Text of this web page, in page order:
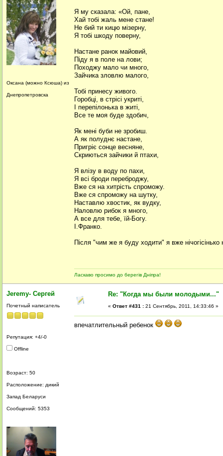
Оксана (можно Ксюша) из
Днепропетровска
Я му сказала: «Ой, пане,
Хай тобі жаль мене стане!
Не бий ти кицю мізерну,
Я тобі шкоду поверну,
Настане ранок майовий,
Піду я в поле на лови;
Походжу мало чи много,
Зайчика зловлю малого,
Тобі принесу живого.
Горобці, в стрісі укриті,
І перепілонька в житі,
Все те моя буде здобич,
Як мені буби не зробиш.
А як полуднє настане,
Пригріє сонце весняне,
Скриються зайчики й птахи,
Я влізу в воду по пахи,
Я всі броди переброджу,
Вже ся на хитрість спроможу.
Вже ся спроможу на шутку,
Наставлю хвостик, як вудку,
Наловлю рибок я много,
А все для тебе, їй-Богу.
І.Франко.
Після "чим же я буду ходити" я вже
Ласкаво просимо до берегів Дніпра!
Jeremy- Сергей
Почетный написатель
Репутация: +4/-0
Offline
Возраст: 50
Расположение: дикий
Запад Беларуси
Сообщений: 5353
Re: "Когда мы были молодыми..."
« Ответ #431 : 21 Сентябрь, 2011, 14:33:46 »
впечатлительный ребенок